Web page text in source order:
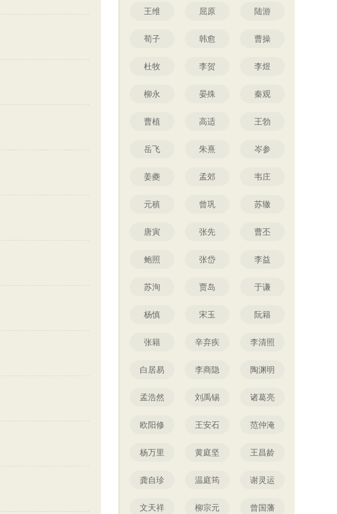
王维 屈原 陆游
荀子 韩愈 曹操
杜牧 李贺 李煜
柳永 晏殊 秦观
曹植 高适 王勃
岳飞 朱熹 岑参
姜夔 孟郊 韦庄
元稹 曾巩 苏辙
唐寅 张先 曹丕
鲍照 张岱 李益
苏洵 贾岛 于谦
杨慎 宋玉 阮籍
张籍 辛弃疾 李清照
白居易 李商隐 陶渊明
孟浩然 刘禹锡 诸葛亮
欧阳修 王安石 范仲淹
杨万里 黄庭坚 王昌龄
龚自珍 温庭筠 谢灵运
文天祥 柳宗元 曾国藩